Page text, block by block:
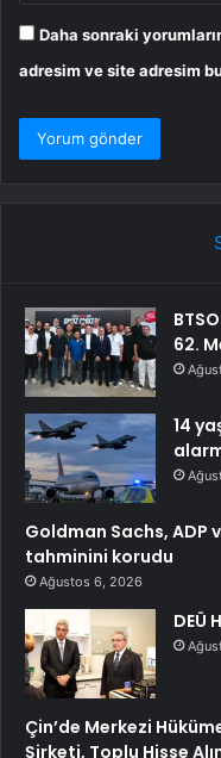
Daha sonraki
adresim ve site adresim
62.
14
Goldman Sachs, ADP
tahminini korudu
Ağustos 6, 2026
DEÜ
Çin’de Merkezi
Şirketi, Toplu Hisse